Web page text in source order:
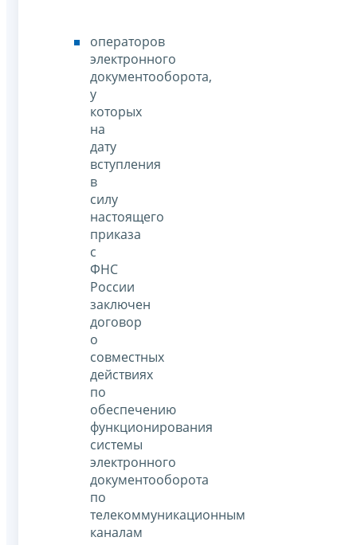
операторов
электронного
документооборота,
у
которых
на
дату
вступления
в
силу
настоящего
приказа
с
ФНС
России
заключен
договор
о
совместных
действиях
по
обеспечению
функционирования
системы
электронного
документооборота
по
телекоммуникационным
каналам